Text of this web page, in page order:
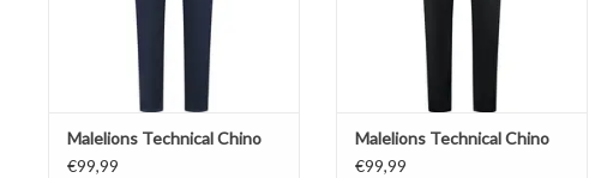
Malelions Technical Chino
€99,99
Malelions Technical Chino
€99,99